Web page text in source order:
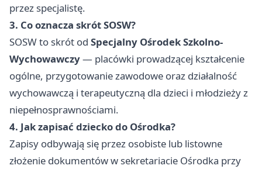
przez specjalistę.
3. Co oznacza skrót SOSW?
SOSW to skrót od Specjalny Ośrodek Szkolno-
Wychowawczy— placówki prowadzącej kształcenie
ogólne, przygotowanie zawodowe oraz działalność
wychowawczą i terapeutyczną dla dzieci i młodzieży z
niepełnosprawnościami.
4. Jak zapisać dziecko do Ośrodka?
Zapisy odbywają się przez osobiste lub listowne
złożenie dokumentów w sekretariacie Ośrodka przy